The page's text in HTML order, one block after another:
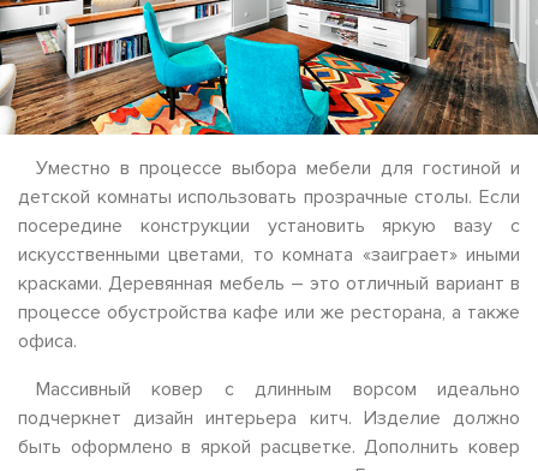
Уместно в процессе выбора мебели для гостиной и
детской комнаты использовать прозрачные столы. Если
посередине конструкции установить яркую вазу с
искусственными цветами, то комната «заиграет» иными
красками. Деревянная мебель – это отличный вариант в
процессе обустройства кафе или же ресторана, а также
офиса.
Массивный ковер с длинным ворсом идеально
подчеркнет дизайн интерьера китч. Изделие должно
быть оформлено в яркой расцветке. Дополнить ковер